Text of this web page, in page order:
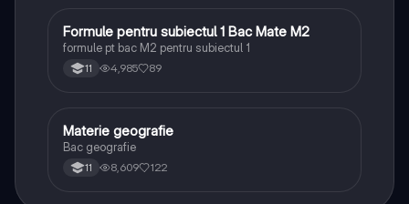
Matematică
Formule pentru subiectul 1 Bac Mate M2
formule pt bac M2 pentru subiectul 1
11 4,985 89
Geografie
Materie geografie
Bac geografie
11 8,609 122